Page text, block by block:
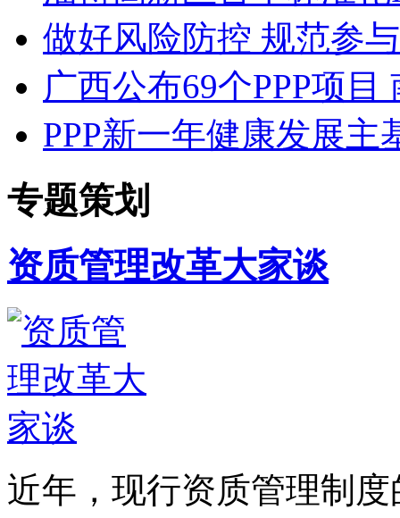
做好风险防控 规范参
广西公布69个PPP项
PPP新一年健康发展
专题策划
资质管理改革大家谈
近年，现行资质管理制